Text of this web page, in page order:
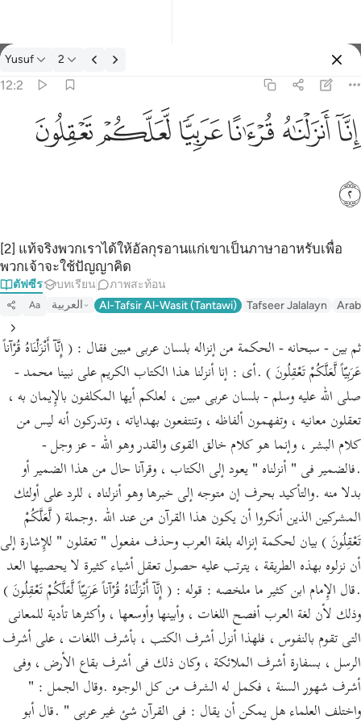
ตัฟซีร: Yusuf 12:2
Yusuf 2
12:2
انا انزلناه قرانا عربيا لعلكم تعقلون ٢
إِنَّآ أَنزَلْنَـٰهُ قُرْءَٰنًا عَرَبِيًّۭا لَّعَلَّكُمْ تَعْقِلُونَ ٢
ﲙﲚﲛﲜﲝﲞ
ﲟ
[2] แท้จริงพวกเราได้ให้อัลกุรอานแก่เขาเป็นภาษาอาหรับเพื่อ
พวกเจ้าจะใช้ปัญญาคิด
ตัฟซีร บทเรียน ภาพสะท้อน
Aa العربية Al-Tafsir Al-Wasit (Tantawi) Tafseer Jalalayn
ثم بين - سبحانه - الحكمة من إنزاله بلسان عربى مبين فقال : ( إِنَّآ أَنْزَلْنَاهُ قُرْآناً
عَرَبِيّاً لَّعَلَّكُمْ تَعْقِلُونَ ) .أى : إنا أنزلنا هذا الكتاب الكريم على نبينا محمد -
صلى الله عليه وسلم - بلسان عربى مبين ، لعلكم أيها المكلفون بالإِيمان به ،
تعقلون معانيه ، وتفهمون ألفاظه ، وتنتفعون بهداياته ، وتدركون أنه ليس من
كلام البشر ، وإنما هو كلام خالق القوى والقدر وهو الله - عز وجل -
.فالضمير فى " أنزلناه " يعود إلى الكتاب ، وقرآنا حال من هذا الضمير أو
بدلا منه .والتأكيد بحرف إن متوجه إلى خبرها وهو أنزلناه ، للرد على أولئك
المشركين الذين أنكروا أن يكون هذا القرآن من عند الله .وجملة ( لَّعَلَّكُمْ
تَعْقِلُونَ ) بيان لحكمة إنزاله بلغة العرب وحذف مفعول " تعقلون " للإِشارة إلى
أن نزلوه بهذه الطريقة ، يترتب عليه حصول تعقل أشياء كثيرة لا يحصيها العد
.قال الإِمام ابن كثير ما ملخصه : قوله : ( إِنَّآ أَنْزَلْنَاهُ قُرْآناً عَرَبِيّاً لَّعَلَّكُمْ تَعْقِلُونَ )
وذلك لأن لغة العرب أفصح اللغات ، وأبينها وأوسعها ، وأكثرها تأدية للمعانى
التى تقوم بالنفوس ، فلهذا أنزل أشرف الكتب ، بأشرف اللغات ، على أشرف
الرسل ، بسفارة أشرف الملائكة ، وكان ذلك فى أشرف بقاع الأرض ، وفى
أشرف شهور السنة ، فكمل له الشرف من كل الوجوه .وقال الجمل : "
واختلف العلماء هل يمكن أن يقال : فى القرآن شئ غير عربى " .قال أبو